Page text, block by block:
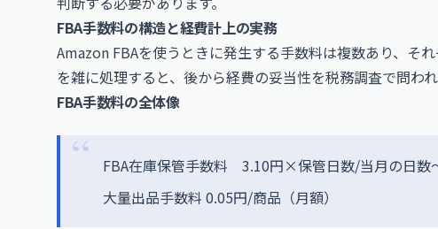
FBA手数料の構造と経費計上の実務
Amazon FBAを使うときに発生する手数料は複数あり、そ
を雑に処理すると、後から経費の妥当性を税務調査で問わ
FBA手数料の全体像
FBA在庫保管手数料 3.10円×保管日数/当月の日数
大量出品手数料 0.05円/商品（月額）